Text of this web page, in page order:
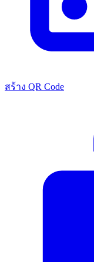
สร้าง QR Code